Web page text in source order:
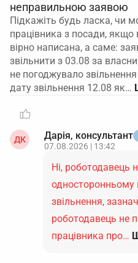
неправильною заявою
Підкажіть будь ласка, чи
працівника з посади, якщо
вірно написана, а саме:
звільнити з 03.08 за
не погоджувало
дату звільнення 12.08 як…
ДК Дарія, консультант
07.08.2026 | 13:42
Ні, роботодавець
односторонньому
звільнення,
роботодавець не
працівника про…